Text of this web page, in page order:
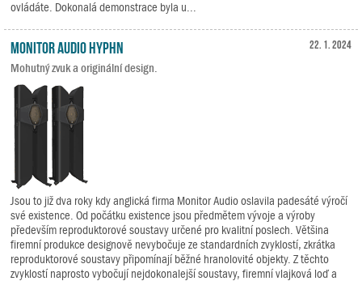
ovládáte. Dokonalá demonstrace byla u...
22. 1. 2024
Monitor Audio Hyphn
Mohutný zvuk a originální design.
Jsou to již dva roky kdy anglická firma Monitor Audio oslavila padesáté výročí
své existence. Od počátku existence jsou předmětem vývoje a výroby
především reproduktorové soustavy určené pro kvalitní poslech. Většina
firemní produkce designově nevybočuje ze standardních zvyklostí, zkrátka
reproduktorové soustavy připomínají běžné hranolovité objekty. Z těchto
zvyklostí naprosto vybočují nejdokonalejší soustavy, firemní vlajková loď a